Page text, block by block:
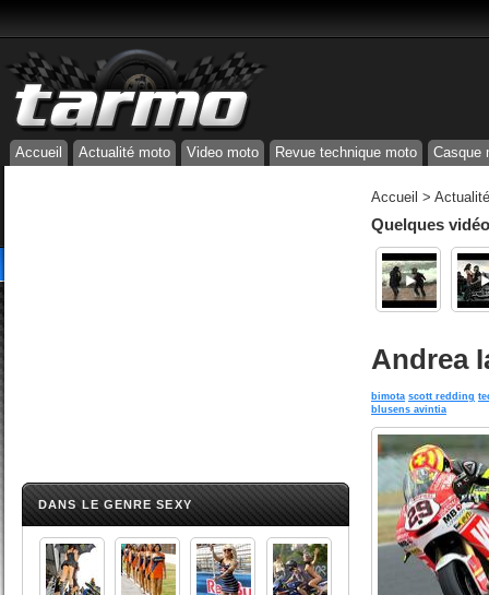
Accueil Actualité moto Video moto Revue technique moto Casque
DANS LE GENRE SEXY
Accueil >
Quelques
Andrea
bimota scott redding
blusens avintia